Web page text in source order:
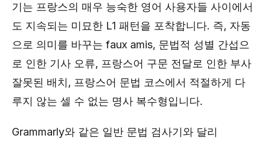
기는 프랑스의 매우 능숙한 영어 사용자들 사이에서
도 지속되는 미묘한 L1 패턴을 포착합니다. 즉, 자동
으로 의미를 바꾸는 faux amis, 문법적 성별 간섭으
로 인한 기사 오류, 프랑스어 구문 전달로 인한 부사
잘못된 배치, 프랑스어 문법 코스에서 적절하게 다
루지 않는 셀 수 없는 명사 복수형입니다.
Grammarly와 같은 일반 문법 검사기와 달리